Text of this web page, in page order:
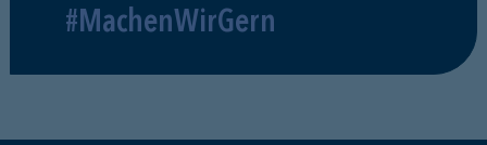
#MachenWirGern